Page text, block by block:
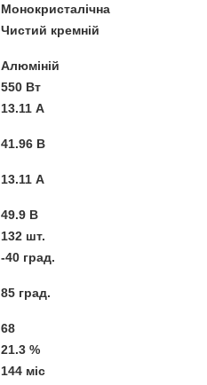
Монокристалічна
Чистий кремній
Алюміній
550 Вт
13.11 А
41.96 В
13.11 А
49.9 В
132 шт.
-40 град.
85 град.
68
21.3 %
144 міс